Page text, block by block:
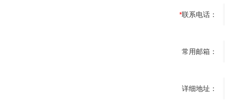
*联系电话：
常用邮箱：
详细地址：